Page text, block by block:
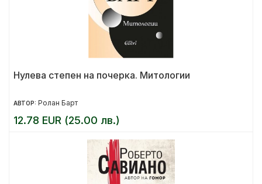
Нулева степен на почерка. Митологии
АВТОР: Ролан Барт
12.78 EUR (25.00 лв.)